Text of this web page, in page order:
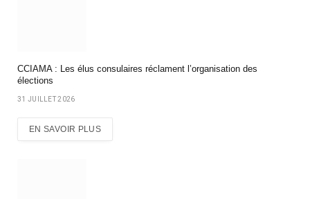
CCIAMA : Les élus consulaires réclament l’organisation des
élections
31 JUILLET 2026
EN SAVOIR PLUS